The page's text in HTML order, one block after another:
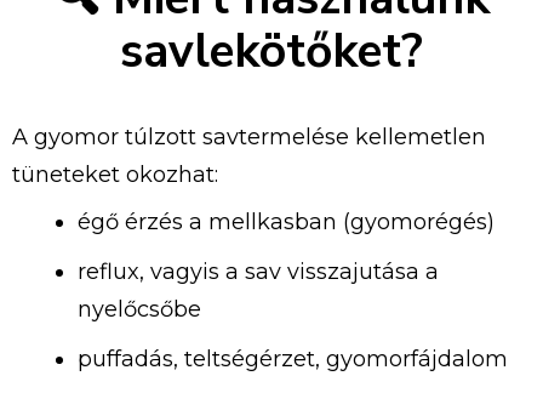
savlekötőket?
A gyomor túlzott savtermelése kellemetlen
tüneteket okozhat:
égő érzés a mellkasban (gyomorégés)
reflux, vagyis a sav visszajutása a
nyelőcsőbe
puffadás, teltségérzet, gyomorfájdalom